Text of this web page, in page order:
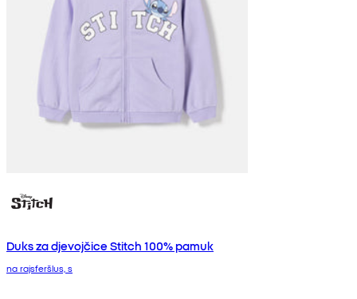
Duks za djevojčice Stitch 100% pamuk
na rajsferšlus, s